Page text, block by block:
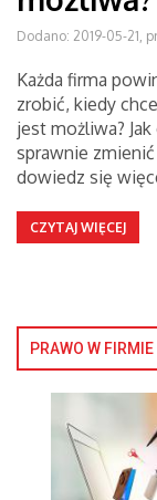
Dodano: 2019-05-21,
Każda firma
zrobić, kiedy
jest możliwa?
sprawnie
dowiedz się
CZYTAJ WIĘCEJ
PRAWO W FIRMIE